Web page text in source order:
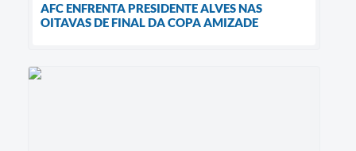
AFC ENFRENTA PRESIDENTE ALVES NAS
OITAVAS DE FINAL DA COPA AMIZADE